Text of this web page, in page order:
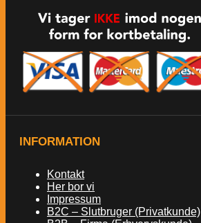
INFORMATION
Kontakt
Her bor vi
Impressum
B2C – Slutbruger (Privatkunde)